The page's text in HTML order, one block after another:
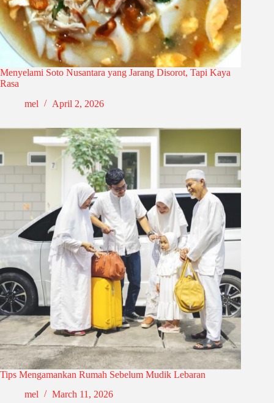
Menyelami Soto Nusantara yang Jarang Disorot, Tapi Kaya
Rasa
mel
April 2, 2026
Tips Mengamankan Rumah Sebelum Mudik Lebaran
mel
March 11, 2026